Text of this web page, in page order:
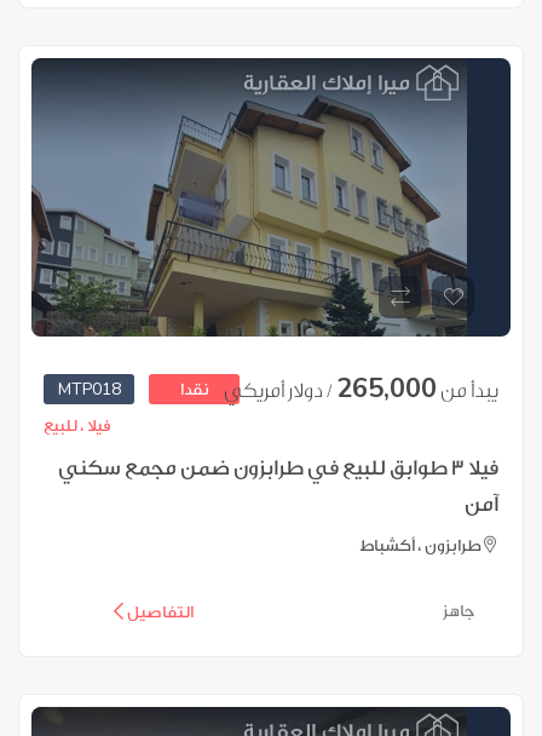
MTP018 نقدا يبدأ من 265,000 / دولار أمريكي
فيلا ،للبيع
فيلا 3 طوابق للبيع في طرابزون ضمن مجمع سكني
آمن
طرابزون ، أكشباط
التفاصيل